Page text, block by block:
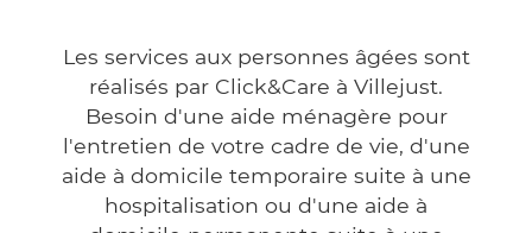
Les services aux personnes âgées sont
réalisés par Click&Care à Villejust.
Besoin d'une aide ménagère pour
l'entretien de votre cadre de vie, d'une
aide à domicile temporaire suite à une
hospitalisation ou d'une aide à